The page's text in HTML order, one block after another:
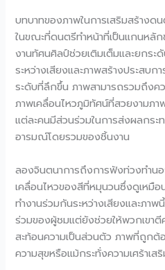
บทบาทของภาพในการเสริมสร้างด
ในขณะที่ดนตรีทำหน้าที่เป็นแกนหลั
งานทัศนศิลป์ช่วยเติมเต็มและยกระ
ระหว่างเสียงและภาพสร้างประส
ระดับที่ลึกขึ้น ภาพสามารถรวมถึงค
ภาพเคลื่อนไหวภูมิทัศน์ที่สวยงามภา
แต่ละคนมีส่วนร่วมในการส่งผลกระ
อารมณ์โดยรวมของชิ้นงาน
ลองจินตนาการถึงการฟังท่วงทำ
เคลื่อนไหวของสีที่หมุนวนซึ่งดูเหมือ
ทำงานร่วมกันระหว่างเสียงและภา
ร่วมของผู้ชมแต่ยังช่วยให้พวกเขา
สะท้อนความเป็นส่วนตัว ภาพที่ถูกต้
ความสุขหรือแม้กระทั่งความเศร้าเ